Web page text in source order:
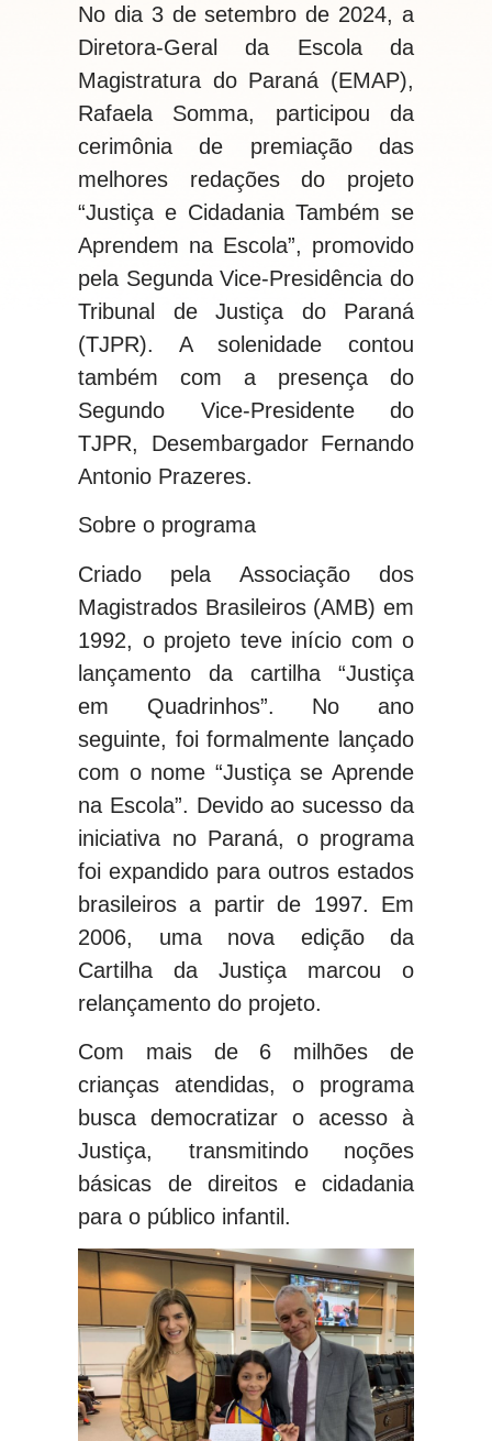
No dia 3 de setembro de 2024, a
Diretora-Geral da Escola da
Magistratura do Paraná (EMAP),
Rafaela Somma, participou da
cerimônia de premiação das
melhores redações do projeto
“Justiça e Cidadania Também se
Aprendem na Escola”, promovido
pela Segunda Vice-Presidência do
Tribunal de Justiça do Paraná
(TJPR). A solenidade contou
também com a presença do
Segundo Vice-Presidente do
TJPR, Desembargador Fernando
Antonio Prazeres.
Sobre o programa
Criado pela Associação dos
Magistrados Brasileiros (AMB) em
1992, o projeto teve início com o
lançamento da cartilha “Justiça
em Quadrinhos”. No ano
seguinte, foi formalmente lançado
com o nome “Justiça se Aprende
na Escola”. Devido ao sucesso da
iniciativa no Paraná, o programa
foi expandido para outros estados
brasileiros a partir de 1997. Em
2006, uma nova edição da
Cartilha da Justiça marcou o
relançamento do projeto.
Com mais de 6 milhões de
crianças atendidas, o programa
busca democratizar o acesso à
Justiça, transmitindo noções
básicas de direitos e cidadania
para o público infantil.